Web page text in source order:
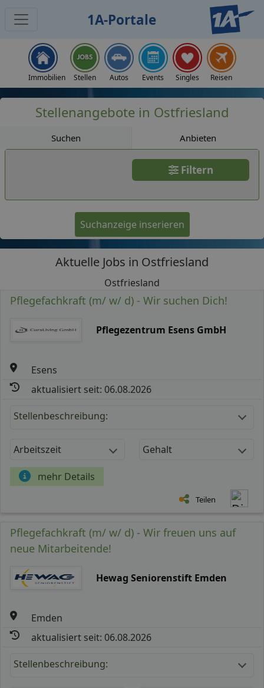
1A-Portale
Immobilien Stellen Autos Events Singles Reisen
Stellenangebote in Ostfriesland
Suchen Anbieten
Filtern
Suchanzeige inserieren
Aktuelle Jobs in Ostfriesland
Ostfriesland
Pflegefachkraft (m/ w/ d) - Wir suchen Dich!
Pflegezentrum Esens GmbH
Esens
aktualisiert seit: 06.08.2026
Stellenbeschreibung:
Arbeitszeit Gehalt
mehr Details
Teilen
Pflegefachkraft (m/ w/ d) - Wir freuen uns auf
neue Mitarbeitende!
Hewag Seniorenstift Emden
Emden
aktualisiert seit: 06.08.2026
Stellenbeschreibung: